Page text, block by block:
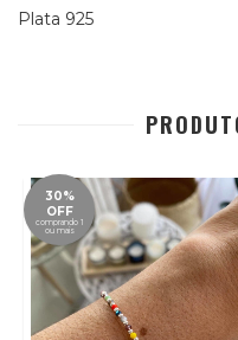
Plata 925
30%
OFF
comprando 1
ou mais